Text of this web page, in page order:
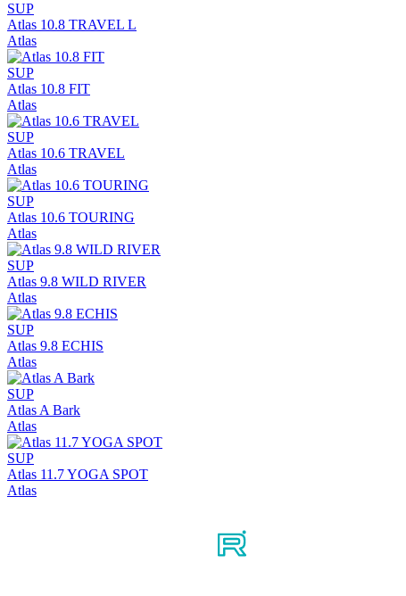
SUP
Atlas 10.8 TRAVEL L
Atlas
SUP
Atlas 10.8 FIT
Atlas
SUP
Atlas 10.6 TRAVEL
Atlas
SUP
Atlas 10.6 TOURING
Atlas
SUP
Atlas 9.8 WILD RIVER
Atlas
SUP
Atlas 9.8 ECHIS
Atlas
SUP
Atlas A Bark
Atlas
SUP
Atlas 11.7 YOGA SPOT
Atlas